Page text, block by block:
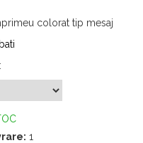
colorat tip mesaj
1